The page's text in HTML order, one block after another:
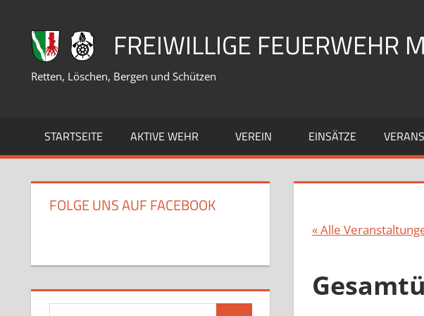
springen
FREIWILLIGE FEUERWEHR
Retten, Löschen, Bergen und Schützen
STARTSEITE AKTIVE WEHR VEREIN EINSÄTZE
« Alle
FOLGE UNS AUF FACEBOOK